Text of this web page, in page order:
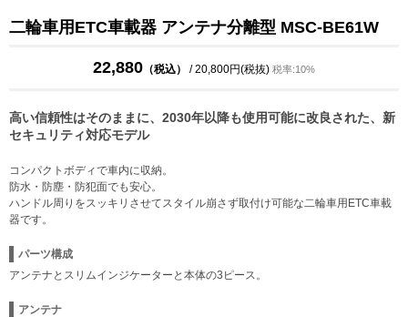
二輪車用ETC車載器 アンテナ分離型 MSC-BE61W
22,880 （税込） / 20,800円(税抜) 税率:10%
高い信頼性はそのままに、2030年以降も使用可能に改良された、新
セキュリティ対応モデル
コンパクトボディで車内に収納。
防水・防塵・防犯面でも安心。
ハンドル周りをスッキリさせてスタイル崩さず取付け可能な二輪車用ETC車載
器です。
パーツ構成
アンテナとスリムインジケーターと本体の3ピース。
アンテナ